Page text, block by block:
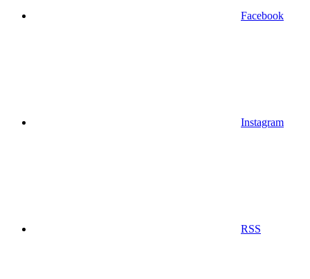
Facebook
Instagram
RSS